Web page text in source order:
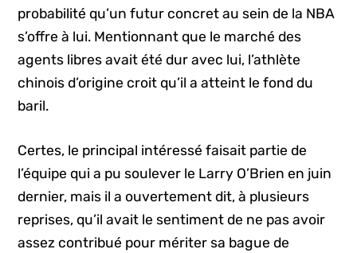
probabilité qu’un futur concret au sein de la NBA
s’offre à lui. Mentionnant que le marché des
agents libres avait été dur avec lui, l’athlète
chinois d’origine croit qu’il a atteint le fond du
baril.
Certes, le principal intéressé faisait partie de
l’équipe qui a pu soulever le Larry O’Brien en juin
dernier, mais il a ouvertement dit, à plusieurs
reprises, qu’il avait le sentiment de ne pas avoir
assez contribué pour mériter sa bague de